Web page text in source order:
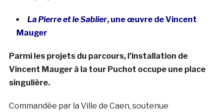
La Pierre et le Sablier, une œuvre de Vincent
Mauger
Parmi les projets du parcours, l’installation de
Vincent Mauger à la tour Puchot occupe une place
singulière.
Commandée par la Ville de Caen, soutenue